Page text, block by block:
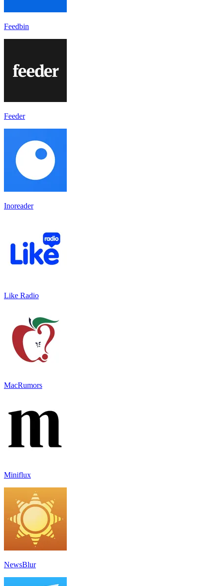
Feedbin
Feeder
Inoreader
Like Radio
MacRumors
Miniflux
NewsBlur